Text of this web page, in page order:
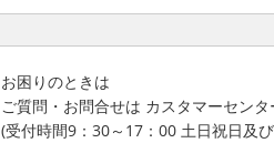
お困りのときは
ご質問・お問合せは カスタマーセンタ
(受付時間9：30～17：00 土日祝日及